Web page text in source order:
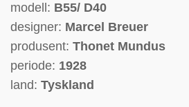
modell: B55/ D40
designer: Marcel Breuer
produsent: Thonet Mundus
periode: 1928
land: Tyskland